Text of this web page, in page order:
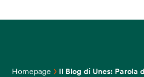
Homepage Il Blog di Unes: Parola